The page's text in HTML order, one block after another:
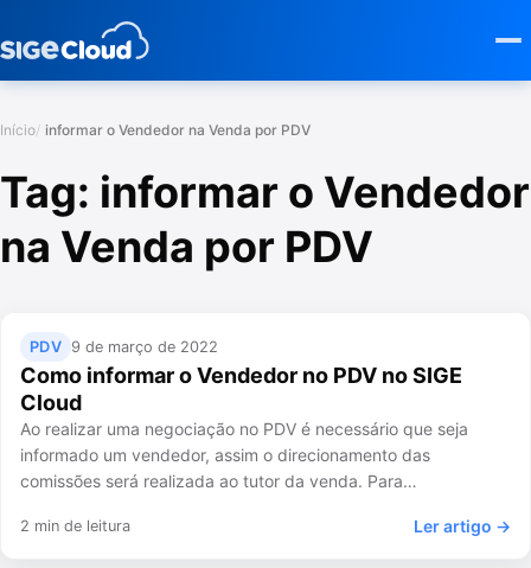
Início informar o Vendedor na Venda por PDV
Tag: informar o Vendedor
na Venda por PDV
PDV 9 de março de 2022
Como informar o Vendedor no PDV no SIGE
Cloud
Ao realizar uma negociação no PDV é necessário que seja
informado um vendedor, assim o direcionamento das
comissões será realizada ao tutor da venda. Para…
2 min de leitura Ler artigo →